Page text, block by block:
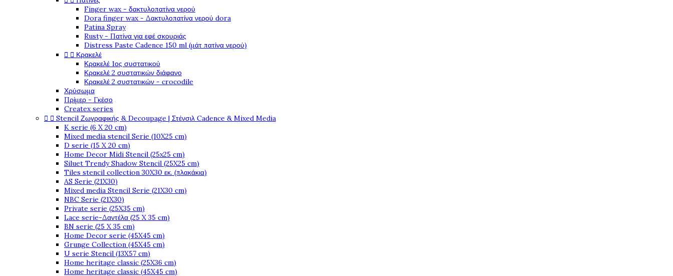
Finger wax - δακτυλοπατίνα νερού
Dora finger wax - Δακτυλοπατίνα νερού dora
Patina Spray
Rusty - Πατίνα για εφέ σκουριάς
Distress Paste Cadence 150 ml (μάτ πατίνα νερού)
  Κρακελέ
Κρακελέ 1ος συστατικού
Κρακελέ 2 συστατικών διάφανο
Κρακελέ 2 συστατικών - crocodile
Χρύσωμα
Πρίμερ - Γκέσο
Createx series
  Stencil Ζωγραφικής & Decoupage | Στένσιλ Cadence & Mixed Media
K serie (6 X 20 cm)
Mixed media stencil Serie (10X25 cm)
D serie (15 X 20 cm)
Home Decor Midi Stencil (25x25 cm)
Siluet Trendy Shadow Stencil (25X25 cm)
Tiles stencil collection 30X30 εκ. (πλακάκια)
AS Serie (21X30)
Mixed media Stencil Serie (21X30 cm)
NBC Serie (21X30)
Private serie (25X35 cm)
Lace serie-Δαντέλα (25 X 35 cm)
BN serie (25 X 35 cm)
Home Decor serie (45X45 cm)
Grunge Collection (45X45 cm)
U serie Stencil (13X57 cm)
Home heritage classic (25X36 cm)
Home heritage classic (45X45 cm)